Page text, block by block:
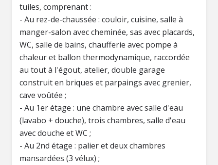
tuiles, comprenant :
- Au rez-de-chaussée : couloir, cuisine, salle à
manger-salon avec cheminée, sas avec placards,
WC, salle de bains, chaufferie avec pompe à
chaleur et ballon thermodynamique, raccordée
au tout à l'égout, atelier, double garage
construit en briques et parpaings avec grenier,
cave voûtée ;
- Au 1er étage : une chambre avec salle d'eau
(lavabo + douche), trois chambres, salle d'eau
avec douche et WC ;
- Au 2nd étage : palier et deux chambres
mansardées (3 vélux) ;